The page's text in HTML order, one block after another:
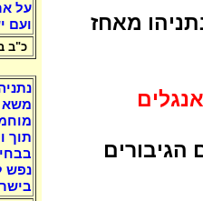
מאחז
הגיבורים
על
ועם
כ"ב
משא
תוך
נפש